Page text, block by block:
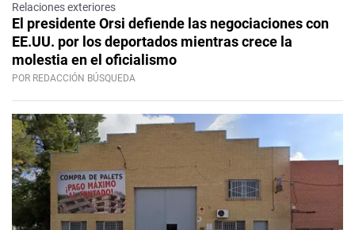
Relaciones exteriores
El presidente Orsi defiende las negociaciones con
EE.UU. por los deportados mientras crece la
molestia en el oficialismo
POR REDACCIÓN BÚSQUEDA